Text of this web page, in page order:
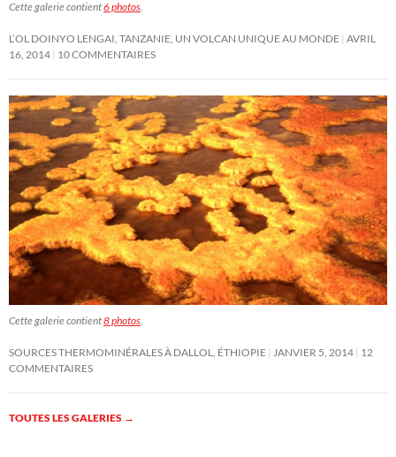
Cette galerie contient6 photos.
L’OL DOINYO LENGAI, TANZANIE, UN VOLCAN UNIQUE AU MONDE AVRIL
16, 2014 10 COMMENTAIRES
Cette galerie contient8 photos.
SOURCES THERMOMINÉRALES À DALLOL, ÉTHIOPIE JANVIER 5, 2014 12
COMMENTAIRES
TOUTES LES GALERIES →